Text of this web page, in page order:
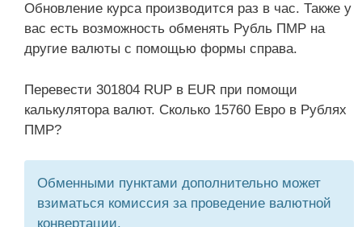
Обновление курса производится раз в час. Также у
вас есть возможность обменять Рубль ПМР на
другие валюты с помощью формы справа.
Перевести 301804 RUP в EUR при помощи
калькулятора валют. Сколько 15760 Евро в Рублях
ПМР?
Обменными пунктами дополнительно может
взиматься комиссия за проведение валютной
конвертации.